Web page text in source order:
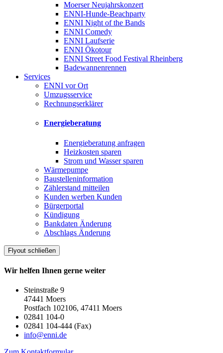
Moerser Neujahrskonzert
ENNI-Hunde-Beachparty
ENNI Night of the Bands
ENNI Comedy
ENNI Laufserie
ENNI Ökotour
ENNI Street Food Festival Rheinberg
Badewannenrennen
Services
ENNI vor Ort
Umzugsservice
Rechnungserklärer
Energieberatung
Energieberatung anfragen
Heizkosten sparen
Strom und Wasser sparen
Wärmepumpe
Baustelleninformation
Zählerstand mitteilen
Kunden werben Kunden
Bürgerportal
Kündigung
Bankdaten Änderung
Abschlags Änderung
Flyout schließen
Wir helfen Ihnen gerne weiter
Steinstraße 9
47441 Moers
Postfach 102106, 47411 Moers
02841 104-0
02841 104-444 (Fax)
info@enni.de